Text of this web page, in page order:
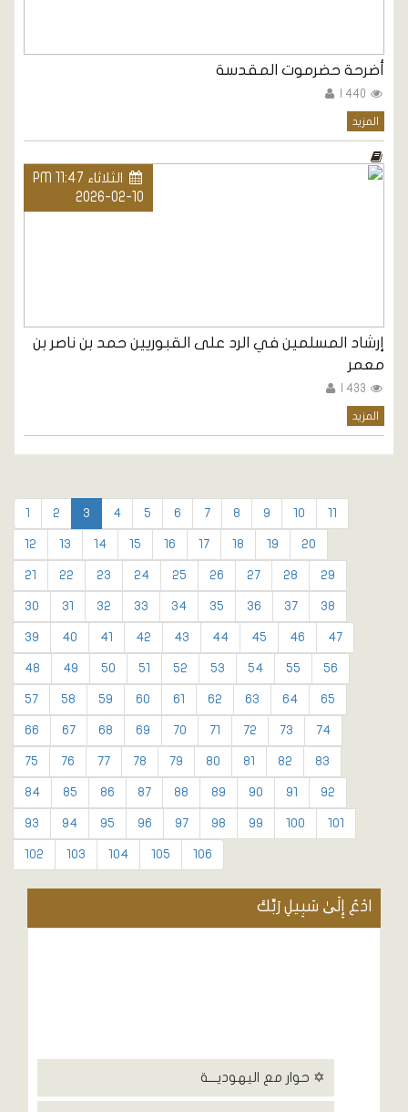
أضرحة حضرموت المقدسة
المزيد
الثلاثاء PM 11:47
2026-02-10
إرشاد المسلمين في الرد على القبوريين حمد بن ناصر بن
معمر
المزيد
1 2 3 4 5 6 7 8 9 10 11
12 13 14 15 16 17 18 19 20
21 22 23 24 25 26 27 28 29
30 31 32 33 34 35 36 37 38
39 40 41 42 43 44 45 46 47
48 49 50 51 52 53 54 55 56
57 58 59 60 61 62 63 64 65
66 67 68 69 70 71 72 73 74
75 76 77 78 79 80 81 82 83
84 85 86 87 88 89 90 91 92
93 94 95 96 97 98 99 100 101
102 103 104 105 106
ادْعُ إِلَىٰ سَبِيلِ رَبِّكَ
✡ حوار مع اليهوديـــة